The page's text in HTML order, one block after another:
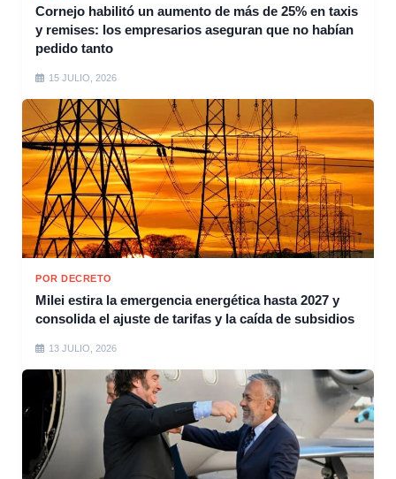
Cornejo habilitó un aumento de más de 25% en taxis
y remises: los empresarios aseguran que no habían
pedido tanto
15 JULIO, 2026
POR DECRETO
Milei estira la emergencia energética hasta 2027 y
consolida el ajuste de tarifas y la caída de subsidios
13 JULIO, 2026